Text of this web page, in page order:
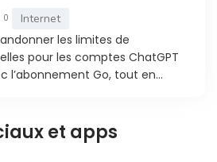
0 Internet
les limites de
pour les comptes ChatGPT
l’abonnement Go, tout en...
et apps